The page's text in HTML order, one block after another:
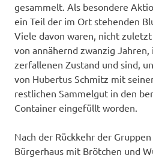
gesammelt. Als besondere
ein Teil der im Ort stehenden
Viele davon waren, nicht
von annähernd zwanzig
zerfallenen Zustand und sind,
von Hubertus Schmitz mit
restlichen Sammelgut in den
Container eingefüllt worden.
Nach der Rückkehr der
Bürgerhaus mit Brötchen und